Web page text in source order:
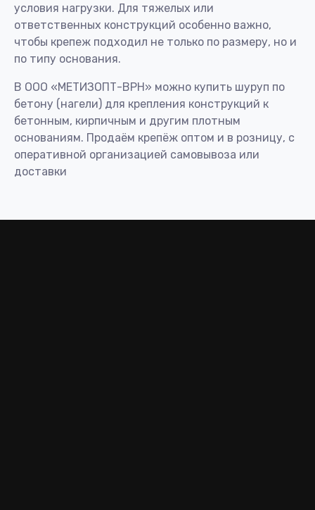
условия нагрузки. Для тяжелых или
ответственных конструкций особенно важно,
чтобы крепеж подходил не только по размеру, но и
по типу основания.
В ООО «МЕТИЗОПТ-ВРН» можно купить шуруп по
бетону (нагели) для крепления конструкций к
бетонным, кирпичным и другим плотным
основаниям. Продаём крепёж оптом и в розницу, с
оперативной организацией самовывоза или
доставки